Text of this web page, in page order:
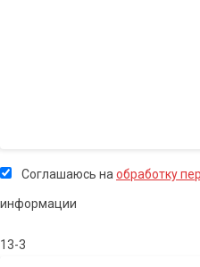
Соглашаюсь на обработку
информации
13-3